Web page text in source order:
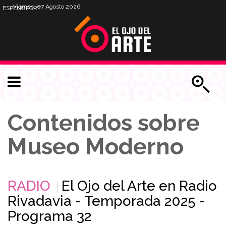
Viernes, 07 Agosto 2026
ESPENGPORT
Contenidos sobre
Museo Moderno
RADIO
El Ojo del Arte en Radio
Rivadavia - Temporada 2025 -
Programa 32